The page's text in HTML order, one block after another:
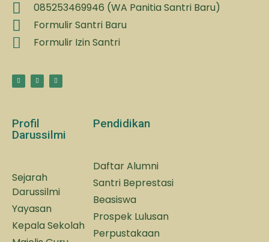
085253469946 (WA Panitia Santri Baru)
Formulir Santri Baru
Formulir Izin Santri
Profil
Darussilmi
Sejarah
Darussilmi
Yayasan
Kepala Sekolah
Pendidikan
Daftar Alumni
Santri Beprestasi
Beasiswa
Prospek Lulusan
Perpustakaan